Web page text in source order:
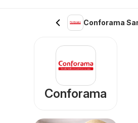
Conforama
Conforama